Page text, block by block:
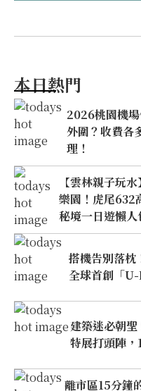
本日熱門
2026桃園機
外圍？收費各
理！
【雲林親子玩
樂園！虎尾632
秘境一日遊懶人
搭機告別落枕
全球首創「
建築迷必朝
特展打頭陣
離市區15分鐘